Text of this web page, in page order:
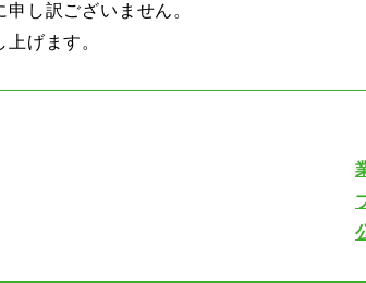
し訳ございません。
げます。